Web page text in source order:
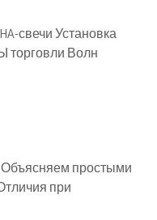
свечи Установка
торговли Волн
Объясняем простыми
при